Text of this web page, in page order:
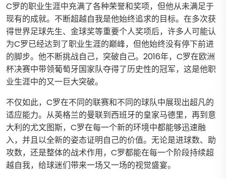
C罗的职业生涯中充满了各种荣誉和奖项，但他从未满足于
现有的成就。不断超越自我是他始终追求的目标。在多次获
得世界足球先生、金球奖等重要个人奖项后，许多人可能认
为C罗已经达到了职业生涯的巅峰，但他始终没有停下前进
的脚步。他不断挑战自己，突破自己。2016年，C罗在欧洲
杯决赛中带领葡萄牙国家队夺得了历史性的冠军，这是他职
业生涯中的又一巨大突破。
不仅如此，C罗在不同的联赛和不同的球队中展现出超凡的
适应能力。从英格兰的曼联到西班牙的皇家马德里，再到意
大利的尤文图斯，C罗在每一个新的环境中都能够迅速融
入，并且以全新的姿态证明自己的价值。无论是进球数、助
攻数，还是整体的战术作用，C罗都能在每一个阶段持续超
越自我，给球迷们带来一场又一场的视觉盛宴。